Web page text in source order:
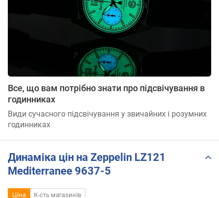
Все, що вам потрібно знати про підсвічування в
годинниках
Види сучасного підсвічування у звичайних і розумних
годинниках
Динаміка цін на Zeppelin LZ121
Mediterranee 9637-5
Ціна К-сть магазинів